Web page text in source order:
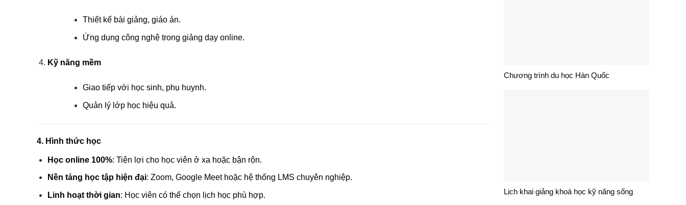
Thiết kế bài giảng, giáo án.
Ứng dụng công nghệ trong giảng dạy online.
Kỹ năng mềm
Giao tiếp với học sinh, phụ huynh.
Quản lý lớp học hiệu quả.
4. Hình thức học
Học online 100%: Tiện lợi cho học viên ở xa hoặc bận rộn.
Nền tảng học tập hiện đại: Zoom, Google Meet hoặc hệ thống LMS chuyên nghiệp.
Linh hoạt thời gian: Học viên có thể chọn lịch học phù hợp.
Chương trình du học Hàn Quốc
Lịch khai giảng khoá học kỹ năng sống